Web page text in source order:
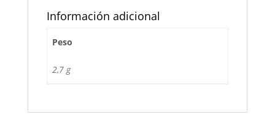
Información adicional
Peso
2,7 g